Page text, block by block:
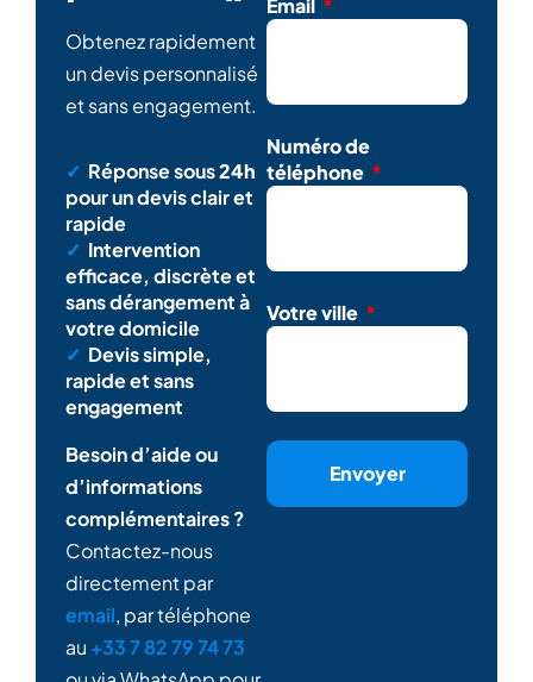
Obtenez rapidement
un devis personnalisé
et sans engagement.
✓ Réponse sous24h
pour un devis clair et
rapide
✓ Intervention
efficace, discrète et
sans dérangement à
votre domicile
✓ Devis simple,
rapide et sans
engagement
Besoin d’aide ou
d’informations
complémentaires ?
Contactez-nous
directement par
email, par téléphone
au +33 7 82 79 74 73
Numéro de
téléphone
Votre ville
Envoyer